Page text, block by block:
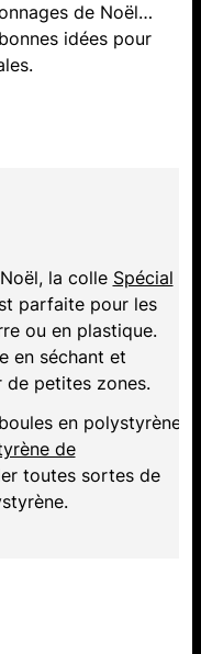
de Noël…
idées pour
la colle Spécial
parfaite pour les
ou en plastique.
en séchant et
de petites zones.
en polystyrène,
de
toutes sortes de